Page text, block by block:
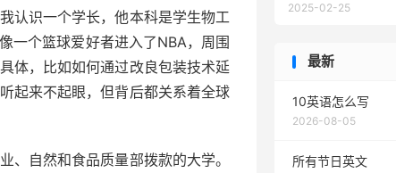
认识一个学长，他本科是学生物工
一个篮球爱好者进入了NBA，周围
体，比如如何通过改良包装技术延
起来不起眼，但背后都关系着全球
自然和食品质量部拨款的大学。
2025-02-25
最新
10英语怎么写
2026-08-05
所有节日英文